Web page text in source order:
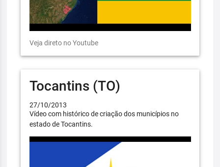
Veja direto no Youtube
Tocantins (TO)
27/10/2013
Vídeo com histórico de criação dos municípios no
estado de Tocantins.